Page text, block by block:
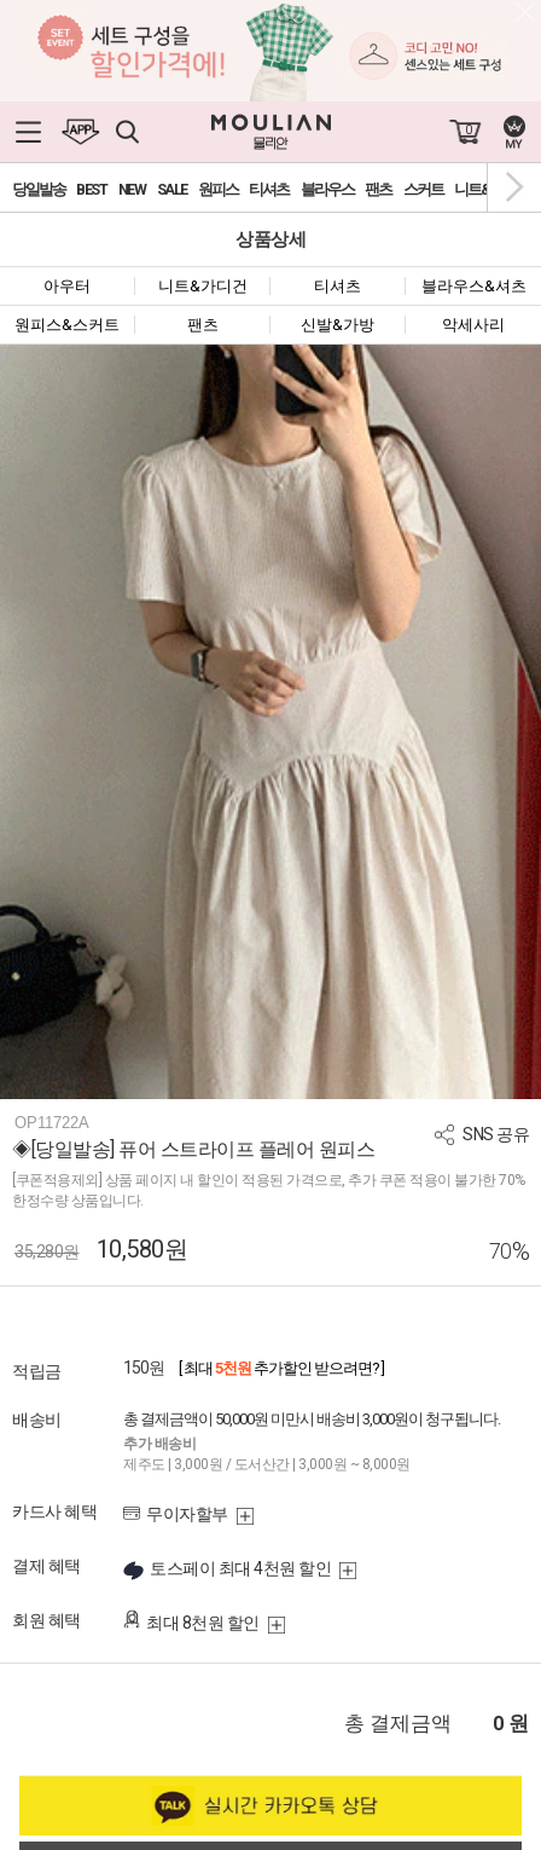
0
당일발송 BEST NEW SALE 원피스 티셔츠 블라우스 팬츠 스커트 니트&가디건
상품상세
아우터 니트&가디건 티셔츠 블라우스&셔츠
원피스&스커트 팬츠 신발&가방 악세사리
SNS 공유
OP11722A
◈[당일발송] 퓨어 스트라이프 플레어 원피스
[쿠폰적용제외] 상품 페이지 내 할인이 적용된 가격으로, 추가 쿠폰 적용이 불가한 70%
한정수량 상품입니다.
35,280원 10,580원 70%
적립금 150원 [ 최대 5천원 추가할인 받으려면? ]
배송비 총 결제금액이 50,000원 미만시 배송비 3,000원이 청구됩니다.
추가 배송비
제주도 | 3,000원 / 도서산간 | 3,000원 ~ 8,000원
카드사 혜택 무이자할부
결제 혜택 토스페이 최대 4천원 할인
회원 혜택 최대 8천원 할인
총 결제금액 0 원